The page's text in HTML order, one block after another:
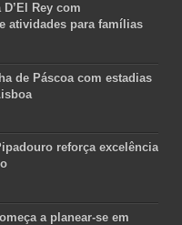
Rey com
atividades para famílias
de Páscoa com estadias
reforça excelência
a planear-se em